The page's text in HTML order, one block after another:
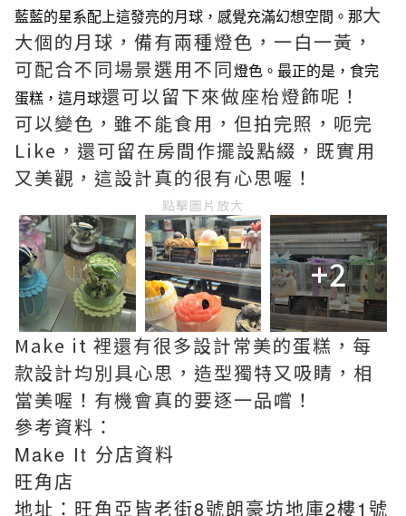
藍藍的星系配上這發亮的月球，感覺充滿幻想空間。那大
大個的月球，備有兩種燈色，一白一黃，
可配合不同場景選用不同燈色。最正的是，食完
蛋糕，這月球還可以留下來做座枱燈飾呢！
可以變色，雖不能食用，但拍完照，呃完
Like，還可留在房間作擺設點綴，既實用
又美觀，這設計真的很有心思喔！
點擊圖片放大
+2
Make it 裡還有很多設計常美的蛋糕，每
款設計均別具心思，造型獨特又吸睛，相
當美喔！有機會真的要逐一品嚐！
參考資料：
Make It 分店資料
旺角店
地址：旺角亞皆老街8號朗豪坊地庫2樓1號